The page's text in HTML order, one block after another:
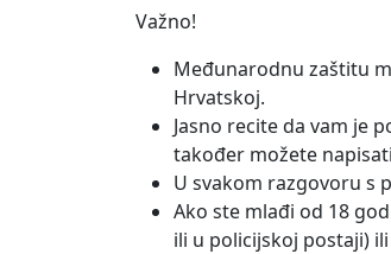
Važno!
Međunarodnu zaštitu
Hrvatskoj.
Jasno recite da vam je
također možete
U svakom razgovoru s
Ako ste mlađi od 18
ili u policijskoj postaji)